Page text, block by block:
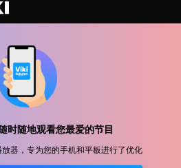
时随地观看您最爱的节目
器，专为您的手机和平板进行了优化